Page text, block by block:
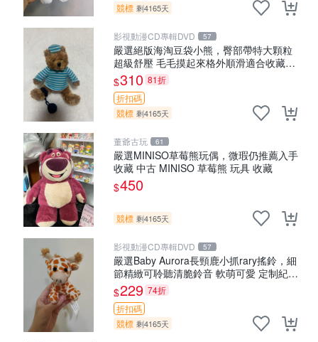
競標 剩4165天
影視動漫CD專輯DVD 57
嚴選絕版海淘豆袋小熊，臀部帶特大顆粒
超級舒壓 毛毛摸起來格外順滑適合收藏
100%棉質 豆袋枕 豆袋、抱枕、小熊
$310 81折
折扣碼
競標 剩4165天
董爺古玩 61
嚴選MINISO草莓熊玩偶，微瑕仍推薦入手
收藏 中古 MINISO 草莓熊 玩具 收藏
$450
競標 剩4165天
影視動漫CD專輯DVD 57
嚴選Baby Aurora長頸鹿小抓rary搖鈴，細
節精緻可聆聽清脆鈴音 軟萌可愛 定制紀念
金屬搖鈴 新手媽咪推薦 長頸鹿 抓rary 搖
鈴
$229 74折
折扣碼
競標 剩4165天